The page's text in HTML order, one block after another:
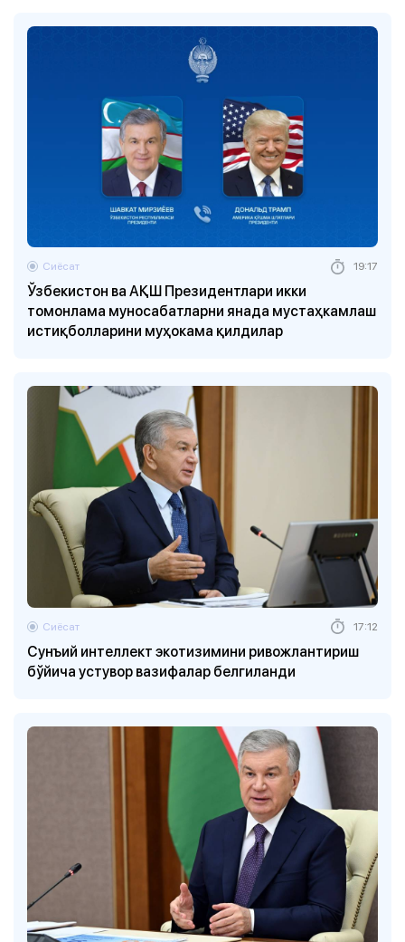
Ўзбекистон ва АҚШ Президентлари икки
томонлама муносабатларни янада мустаҳкамлаш
истиқболларини муҳокама қилдилар
Сиёсат 19:17
Сунъий интеллект экотизимини ривожлантириш
бўйича устувор вазифалар белгиланди
Сиёсат 17:12